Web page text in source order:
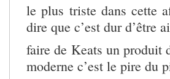
le plus triste dans cette
dire que c’est dur d’être
faire de Keats un produit
moderne c’est le pire du